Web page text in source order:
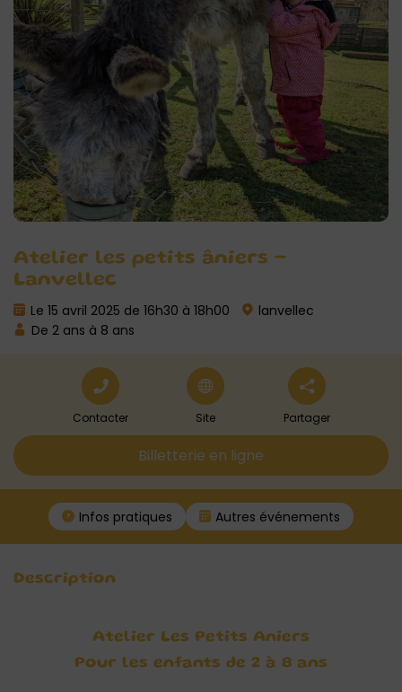
Atelier les petits âniers –
Lanvellec
Le 15 avril 2025 de 16h30 à 18h00
lanvellec
De 2 ans à 8 ans
Contacter Site Partager
Billetterie en ligne
Infos pratiques Autres événements
Description
Atelier Les Petits Aniers
Pour les enfants de 2 à 8 ans